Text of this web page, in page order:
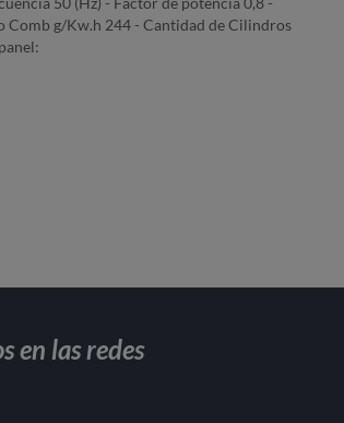
Comb g/Kw.h 244 - Cantidad de Cilindros
en las redes